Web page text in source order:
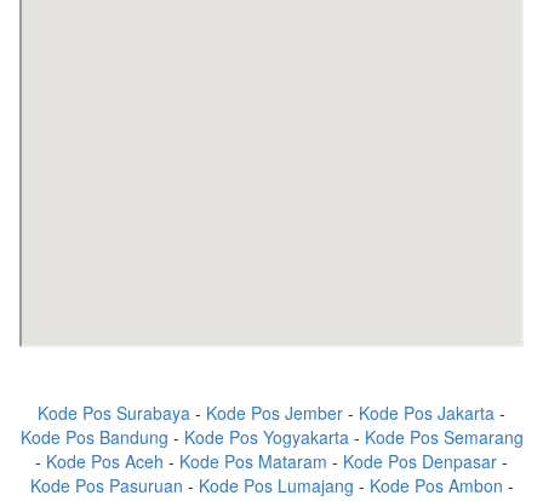
Kode Pos Surabaya - Kode Pos Jember - Kode Pos Jakarta -
Kode Pos Bandung - Kode Pos Yogyakarta- Kode Pos Semarang
- Kode Pos Aceh - Kode Pos Mataram - Kode Pos Denpasar -
Kode Pos Pasuruan - Kode Pos Lumajang - Kode Pos Ambon -